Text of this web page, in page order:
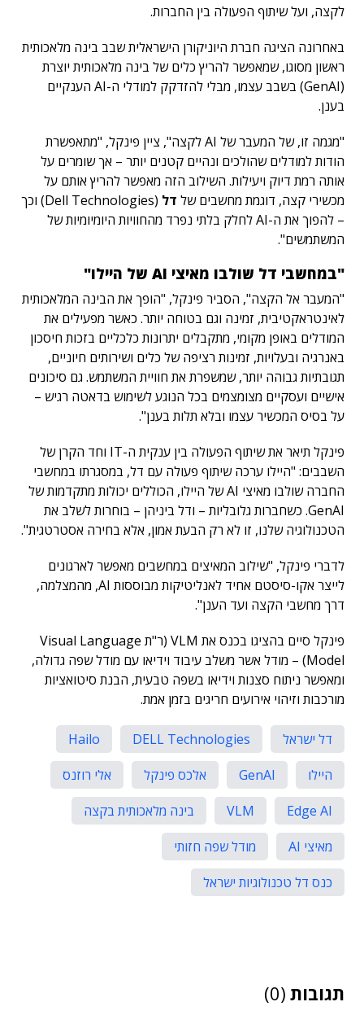
לקצה, ועל שיתוף הפעולה בין החברות.
באחרונה הציגה חברת היוניקורן הישראלית שבב בינה מלאכותית
ראשון מסוגו, שמאפשר להריץ כלים של בינה מלאכותית יוצרת
(GenAI) בשבב עצמו, מבלי להזדקק למודלי ה-AI הענקיים
בענן.
"מגמה זו, של המעבר של AI לקצה", ציין פינקל, "מתאפשרת
הודות למודלים שהולכים ונהיים קטנים יותר – אך שומרים על
אותה רמת דיוק ויעילות. השילוב הזה מאפשר להריץ אותם על
מכשירי קצה, דוגמת מחשבים של דל
(Dell Technologies) וכך
– להפוך את ה-AI לחלק בלתי נפרד מהחוויות היומיומיות של
המשתמשים".
"במחשבי דל שולבו מאיצי AI של היילו"
"המעבר אל הקצה", הסביר פינקל, "הופך את הבינה המלאכותית
לאינטראקטיבית, זמינה וגם בטוחה יותר. כאשר מפעילים את
המודלים באופן מקומי, מתקבלים יתרונות כלכליים בזכות חיסכון
באנרגיה ובעלויות, זמינות רציפה של כלים ושירותים חיוניים,
תגובתיות גבוהה יותר, שמשפרת את חוויית המשתמש. גם סיכונים
אישיים ועסקיים מצומצמים בכל הנוגע לשימוש בדאטה רגיש –
על בסיס המכשיר עצמו ובלא תלות בענן".
פינקל תיאר את שיתוף הפעולה בין ענקית ה-IT וחד הקרן של
השבבים: "היילו ערכה שיתוף פעולה עם דל, במסגרתו במחשבי
החברה שולבו מאיצי AI של היילו, הכוללים יכולות מתקדמות של
GenAI. כשחברות גלובליות – ודל ביניהן – בוחרות לשלב את
הטכנולוגיה שלנו, זו לא רק הבעת אמון, אלא בחירה אסטרטגית".
לדברי פינקל, "שילוב המאיצים במחשבים מאפשר לארגונים
לייצר אקו-סיסטם אחיד לאנליטיקות מבוססות AI, מהמצלמה,
דרך מחשבי הקצה ועד הענן".
פינקל סיים בהציגו בכנס את VLM (ר"ת Visual Language
Model) – מודל אשר משלב עיבוד וידיאו עם מודל שפה גדולה,
ומאפשר ניתוח סצנות וידיאו בשפה טבעית, הבנת סיטואציות
מורכבות וזיהוי אירועים חריגים בזמן אמת.
דל ישראל DELL Technologies
Hailo
היילו
GenAI אלכס פינקל
אלי רוזנס
Edge AI
VLM
בינה מלאכותית בקצה
מאיצי AI
מודל שפה חזותי
כנס דל טכנולוגיות ישראל
תגובות (0)